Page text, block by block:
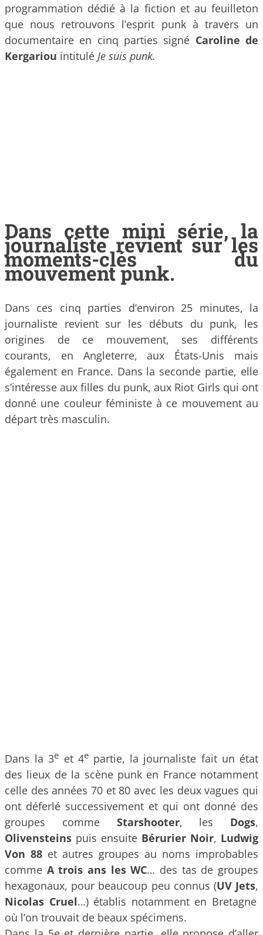
programmation dédié à la fiction et au feuilleton
que nous retrouvons l’esprit punk à travers un
documentaire en cinq parties signé Caroline de
Kergariou intitulé Je suis punk.
Dans cette mini série, la
journaliste revient sur les
moments-clés du
mouvement punk.
Dans ces cinq parties d’environ 25 minutes, la
journaliste revient sur les débuts du punk, les
origines de ce mouvement, ses différents
courants, en Angleterre, aux États-Unis mais
également en France. Dans la seconde partie, elle
s’intéresse aux filles du punk, aux Riot Girls qui ont
donné une couleur féministe à ce mouvement au
départ très masculin.
Dans la 3e et 4epartie, la journaliste fait un état
des lieux de la scène punk en France notamment
celle des années 70 et 80 avec les deux vagues qui
ont déferlé successivement et qui ont donné des
groupes comme Starshooter, les Dogs,
Olivensteins puis ensuite Bérurier Noir, Ludwig
Von 88 et autres groupes au noms improbables
comme A trois ans les WC… des tas de groupes
hexagonaux, pour beaucoup peu connus (UV Jets,
Nicolas Cruel…) établis notamment en Bretagne
où l’on trouvait de beaux spécimens.